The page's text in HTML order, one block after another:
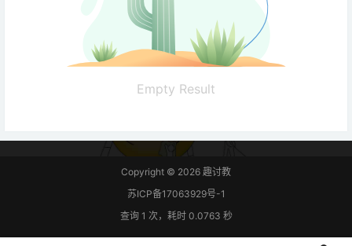
Empty Result
Copyright © 2026 趣讨教
苏ICP备17063929号-1
查询 1 次，耗时 0.0763 秒